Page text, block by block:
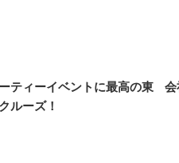
ティーイベントに最高の東
ルーズ！